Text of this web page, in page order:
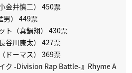
金井慎二） 450票
男） 449票
ト（真鍋翔） 430票
谷川康太） 427票
ドーマス） 369票
ク -Division Rap Battle-』Rhyme A